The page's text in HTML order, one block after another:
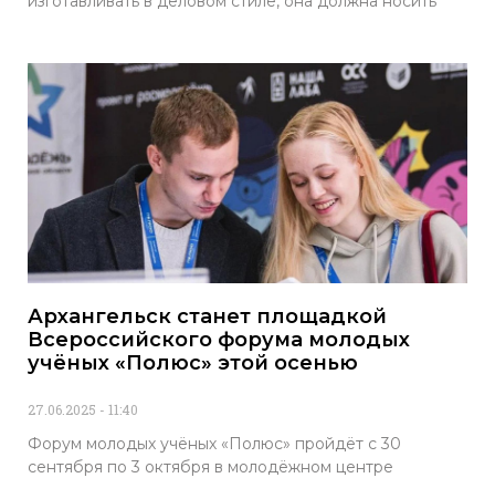
Архангельск станет площадкой
Всероссийского форума молодых
учёных «Полюс» этой осенью
27.06.2025 11:40
Форум молодых учёных «Полюс» пройдёт с 30
сентября по 3 октября в молодёжном центре